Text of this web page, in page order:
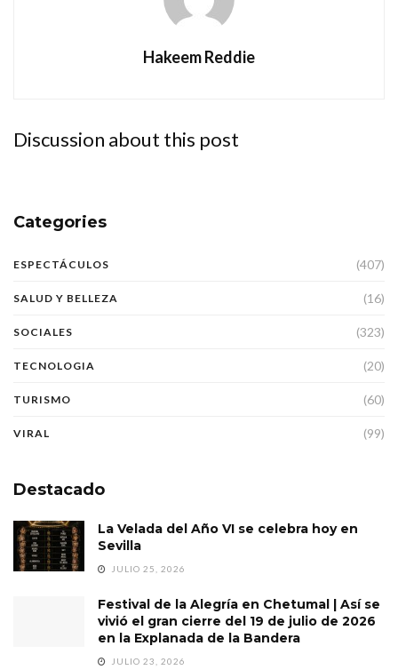
Hakeem Reddie
Discussion about this post
Categories
ESPECTÁCULOS (407)
SALUD Y BELLEZA (16)
SOCIALES (323)
TECNOLOGIA (20)
TURISMO (60)
VIRAL (99)
Destacado
La Velada del Año VI se celebra hoy en
Sevilla
JULIO 25, 2026
Festival de la Alegría en Chetumal | Así se
vivió el gran cierre del 19 de julio de 2026
en la Explanada de la Bandera
JULIO 23, 2026